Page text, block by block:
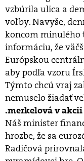
vzbúrila ulica a
voľby. Navyše,
koncom minulého
informáciu, že
Európskou
aby podľa vzoru
Týmto chcú vraj
nemuselo žiadať
.merkelová v akcii
Náš minister
hrozbe, že sa
Radičová